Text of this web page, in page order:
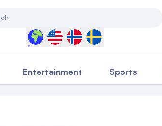
Select a country to filter content
Entertainment Sports